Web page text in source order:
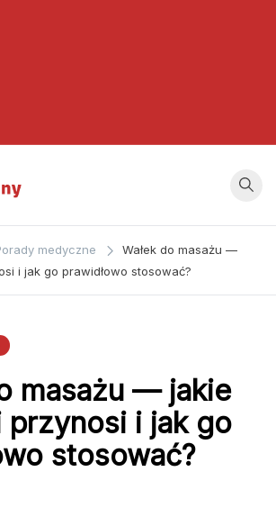
medyczne
Wałek do masażu —
i jak go prawidłowo stosować?
masażu — jakie
przynosi i jak go
stosować?